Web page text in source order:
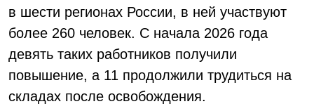
в шести регионах России, в ней участвуют
более 260 человек. С начала 2026 года
девять таких работников получили
повышение, а 11 продолжили трудиться на
складах после освобождения.